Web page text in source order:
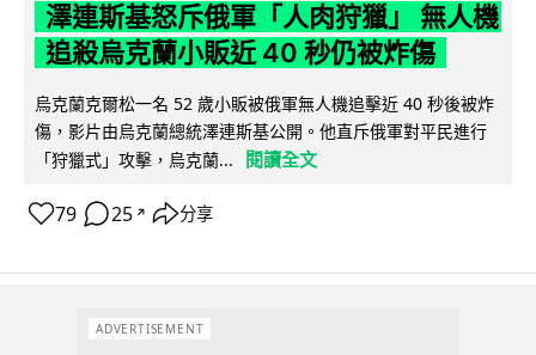
澤連斯基怒斥俄軍「人肉狩獵」 無人機
追殺烏克蘭小販近 40 秒仍被炸傷
烏克蘭克爾松一名 52 歲小販被俄軍無人機追擊近 40 秒後被炸
傷，影片由烏克蘭總統澤連斯基公開。他直斥俄軍對平民進行
「狩獵式」攻擊，烏克蘭...
閱讀全文
79 25 ↗ 分享
ADVERTISEMENT